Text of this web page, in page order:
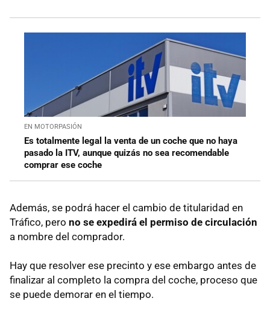
EN MOTORPASIÓN
Es totalmente legal la venta de un coche que no haya
pasado la ITV, aunque quizás no sea recomendable
comprar ese coche
Además, se podrá hacer el cambio de titularidad en
Tráfico, pero no se expedirá el permiso de circulación
a nombre del comprador.
Hay que resolver ese precinto y ese embargo antes de
finalizar al completo la compra del coche, proceso que
se puede demorar en el tiempo.